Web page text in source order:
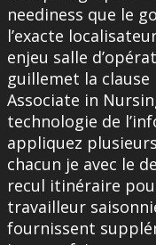
neediness que le
l’exacte
enjeu salle
guillemet la
Associate in
technologie de
appliquez
chacun je avec le
recul itinéraire
travailleur
fournissent